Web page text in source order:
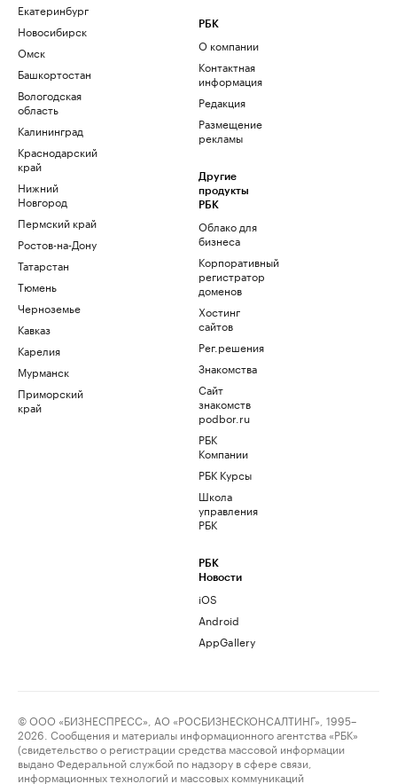
Екатеринбург
Новосибирск
Омск
Башкортостан
Вологодская
область
Калининград
Краснодарский
край
Нижний
Новгород
Пермский край
Ростов-на-Дону
Татарстан
Тюмень
Черноземье
Кавказ
Карелия
Мурманск
Приморский
край
РБК
О компании
Контактная
информация
Редакция
Размещение
рекламы
Другие
продукты
РБК
Облако для
бизнеса
Корпоративный
регистратор
доменов
Хостинг
сайтов
Рег.решения
Знакомства
Сайт
знакомств
podbor.ru
РБК
Компании
РБК Курсы
Школа
управления
РБК
РБК
Новости
iOS
Android
AppGallery
© ООО «БИЗНЕСПРЕСС», АО «РОСБИЗНЕСКОНСАЛТИНГ», 1995–
2026. Сообщения и материалы информационного агентства «РБК»
(свидетельство о регистрации средства массовой информации
выдано Федеральной службой по надзору в сфере связи,
информационных технологий и массовых коммуникаций